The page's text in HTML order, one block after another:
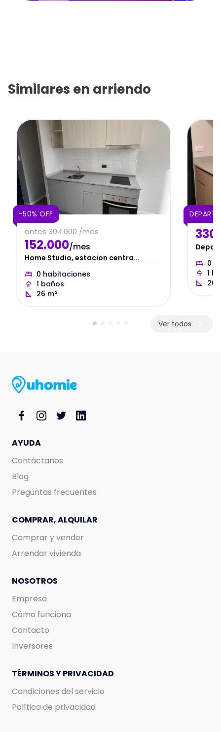
Similares en arriendo
-50% OFF
antes304.000 /mes
152.000/mes
Home Studio, estacion centra...
0 habitaciones
1 baños
26 m²
0
1
26
Ver todos
AYUDA
Contáctanos
Blog
Preguntas frecuentes
COMPRAR, ALQUILAR
Comprar y vender
Arrendar vivienda
NOSOTROS
Empresa
Cómo funciona
Contacto
Inversores
TÉRMINOS Y PRIVACIDAD
Condiciones del servicio
Política de privacidad